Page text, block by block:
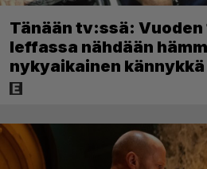
Tänään tv:ssä: Vuoden
leffassa nähdään
nykyaikainen kännykkä